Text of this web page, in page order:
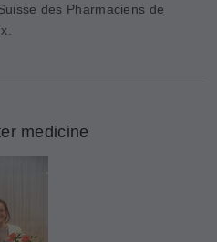
des Pharmaciens de
medicine